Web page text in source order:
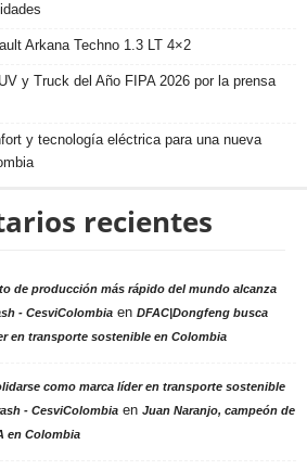
Arkana Techno 1.3 LT 4×2
y Truck del Año FIPA 2026 por la prensa
y tecnología eléctrica para una nueva
recientes
de producción más rápido del mundo alcanza
- CesviColombia en DFAC|Dongfeng busca
en transporte sostenible en Colombia
como marca líder en transporte sostenible
- CesviColombia en Juan Naranjo, campeón de
en Colombia